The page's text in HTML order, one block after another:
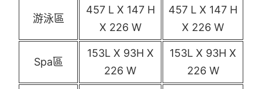
游泳區
457 L X 147 H
X 226 W
457 L X 147 H
X 226 W
Spa區
153L X 93H X
226 W
153L X 93H X
226 W